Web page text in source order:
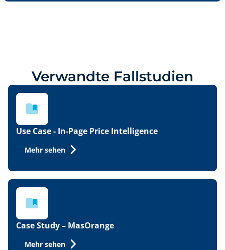
Verwandte Fallstudien
Use Case - In-Page Price Intelligence
Mehr sehen
Case Study – MasOrange
Mehr sehen
Auf dieser Website verwenden
wir Cookies:
Bei Minderest verwenden wir eigene
und Drittanbieter-Cookies und/oder
ähnliche Technologien, die